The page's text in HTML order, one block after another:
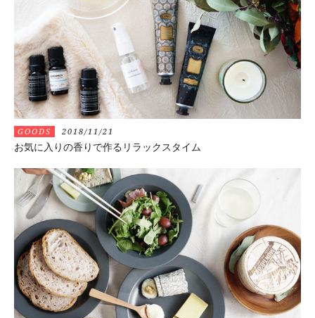
GOODS 2018/11/21
お気に入りの香りで作るリラックスタイム